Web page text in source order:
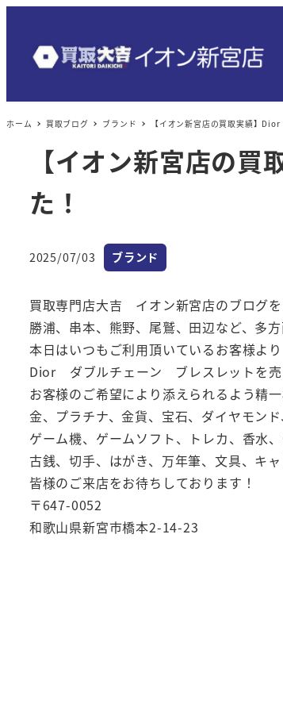
ン
テ
ホーム 買取ブログ ブランド 【イオン新宮店の買取実績】
【イオン新宮店の
た！
投稿日
2025/07/03 カテゴリー
ブランド
買取専門店大吉 イオン新宮店のブログを
勝浦、串本、熊野、尾鷲、田辺など、多
本日はいつもご利用頂いているお客様より
Dior ダブルチェーン ブレスレットを売
お客様のご希望により添えられるよう精
金、プラチナ、金貨、宝石、ダイヤモン
ゲーム機、ゲームソフト、トレカ、香水
古銭、切手、はがき、万年筆、文具、キ
皆様のご来店をお待ちしております！
〒647-0052
和歌山県新宮市橋本2-14-23